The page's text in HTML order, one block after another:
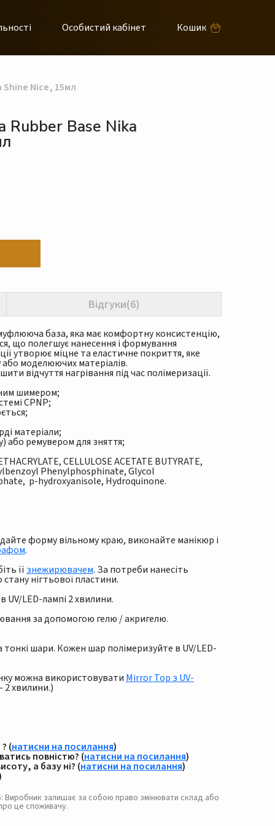
Особистий кабінет Кошик
Nice, 15мл
Rubber Base Nika
Відгуки(6)
база, яка має комфортну консистенцію,
що полегшує нанесення і формування
утворює міцне та еластичне покриття, яке
моделюючих матеріалів.
відчуття нагрівання під час полімеризації.
шимером;
CPNP;
матеріали;
або ремувером для зняття;
CELLULOSE ACETATE BUTYRATE,
Phenylphosphinate, Glycol
p-hydroxyanisole, Hydroquinone.
форму вільному краю, виконайте манікюр і
.
її знежирювачем. За потреби нанесіть
нігтьової пластини.
LED-лампі 2 хвилини.
за допомогою гелю / акригелю.
шари. Кожен шар полімеризуйте в UV/LED-
можна використовувати Mirror Top з UV-
2 хвилини.)
(натисни на посилання)
повністю? (натисни на посилання)
а базу ні? (натисни на посилання)
Виробник залишає за собою право змінювати склад або
це споживачу.